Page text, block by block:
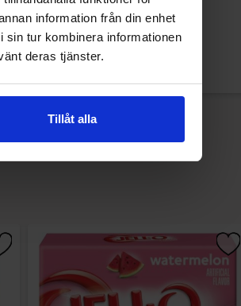
information från din enhet
tur kombinera informationen
deras tjänster.
Tillåt alla
Køb